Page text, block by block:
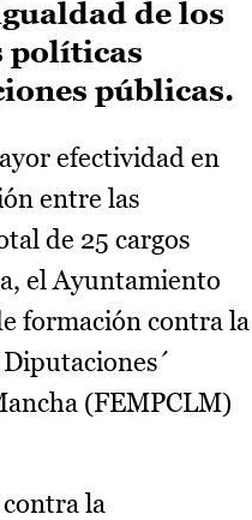
de los
políticas
públicas.
efectividad en
entre las
de 25 cargos
el Ayuntamiento
formación contra la
(FEMPCLM)
la